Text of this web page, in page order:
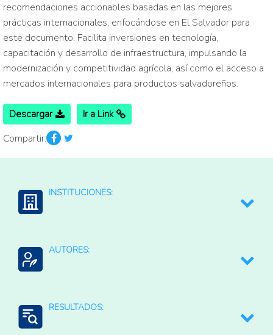
recomendaciones accionables basadas en las mejores
prácticas internacionales, enfocándose en El Salvador para
este documento. Facilita inversiones en tecnología,
capacitación y desarrollo de infraestructura, impulsando la
modernización y competitividad agrícola, así como el acceso a
mercados internacionales para productos salvadoreños.
Descargar
Ir a Link
Compartir:
INSTITUCIONES:
AUTORES:
RESULTADOS: